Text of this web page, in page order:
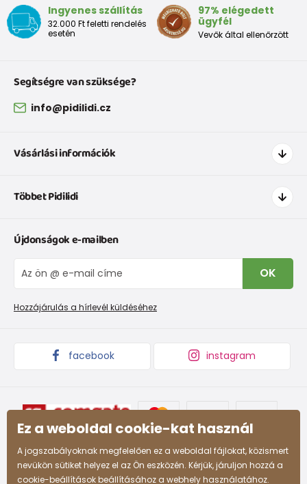
Ingyenes szállítás
32.000 Ft feletti rendelés
esetén
97% elégedett
ügyfél
Vevők által ellenőrzött
Segítségre van szüksége?
info@pidilidi.cz
Vásárlási információk
Szállítás és fizetés
Cipőmérettáblázat
IVisszaküldések és reklamációk
Panaszkezelési eljárás
Többet Pidilidi
Rólunk
Blog
Nagykereskedelem PiDiLiDi
Áruk begyűjtése
Újdonságok e-mailben
OK
Hozzájárulás a hírlevél küldéséhez
facebook instagram
Ez a weboldal cookie-kat használ
A jogszabályoknak megfelelően ez a weboldal fájlokat, közismert
nevükön sütiket helyez el az Ön eszközén. Kérjük, járuljon hozzá a
cookie-beállítások beállításához a webhely használatához.